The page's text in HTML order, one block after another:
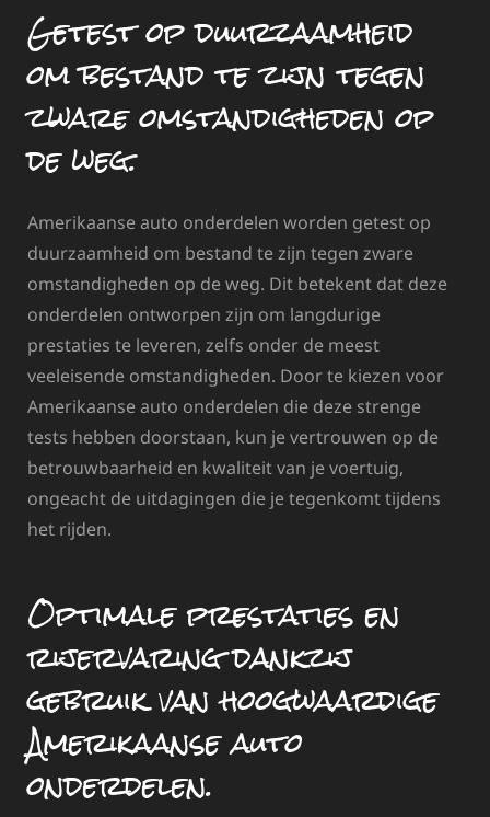
Getest op duurzaamheid
om bestand te zijn tegen
zware omstandigheden op
de weg.
Amerikaanse auto onderdelen worden getest op
duurzaamheid om bestand te zijn tegen zware
omstandigheden op de weg. Dit betekent dat deze
onderdelen ontworpen zijn om langdurige
prestaties te leveren, zelfs onder de meest
veeleisende omstandigheden. Door te kiezen voor
Amerikaanse auto onderdelen die deze strenge
tests hebben doorstaan, kun je vertrouwen op de
betrouwbaarheid en kwaliteit van je voertuig,
ongeacht de uitdagingen die je tegenkomt tijdens
het rijden.
Optimale prestaties en
rijervaring dankzij
gebruik van hoogwaardige
Amerikaanse auto
onderdelen.